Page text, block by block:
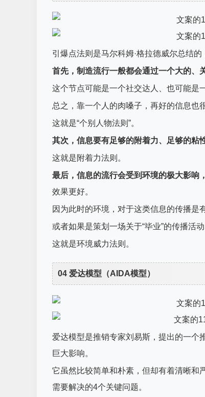
引爆点法则是马尔科姆·格拉德威尔总结
首先，制造流行一般都会通过一个大的、
这个节点可能是一个社交达人、也可能是
总之，靠一个人的肉嗓子，再好的信息也
这就是“个别人物法则”。
其次，信息要有足够的附着力、足够的粘
这就是附着力法则。
最后，信息的流行会受到环境的极大影响，
效果更好。
因为此时的环境，对于这类信息的传播是
或者如果是策划一场关于“毕业”的传播活
这就是环境威力法则。
04 爱达模型（AIDA模型）
爱达模型是推销专家刘易斯，提出的一个
巨大影响。
它虽然比较简单和朴素，但却有着清晰和
需要解决的4个关键问题。